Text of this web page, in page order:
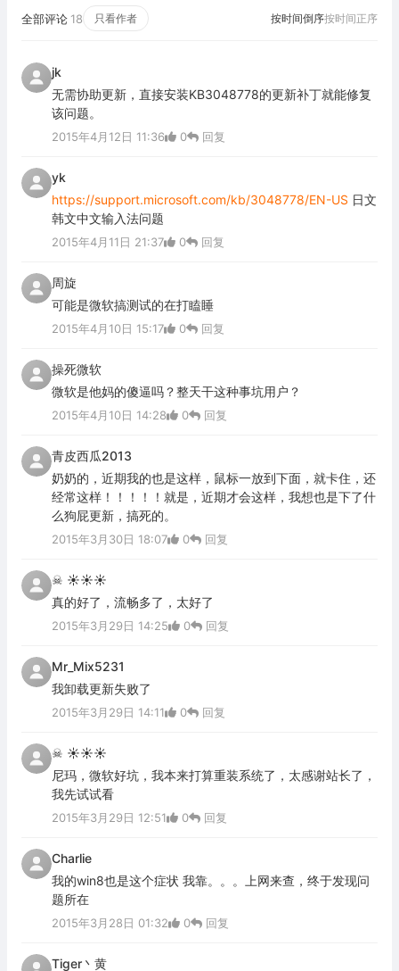
全部评论 18 只看作者 按时间倒序按时间正序
jk
无需协助更新，直接安装KB3048778的更新补丁就能修复
该问题。
2015年4月12日 11:36 0 回复
yk
https://support.microsoft.com/kb/3048778/EN-US 日文
韩文中文输入法问题
2015年4月11日 21:37 0 回复
周旋
可能是微软搞测试的在打瞌睡
2015年4月10日 15:17 0 回复
操死微软
微软是他妈的傻逼吗？整天干这种事坑用户？
2015年4月10日 14:28 0 回复
青皮西瓜2013
奶奶的，近期我的也是这样，鼠标一放到下面，就卡住，还
经常这样！！！！！就是，近期才会这样，我想也是下了什
么狗屁更新，搞死的。
2015年3月30日 18:07 0 回复
☠ ☀☀☀
真的好了，流畅多了，太好了
2015年3月29日 14:25 0 回复
Mr_Mix5231
我卸载更新失败了
2015年3月29日 14:11 0 回复
☠ ☀☀☀
尼玛，微软好坑，我本来打算重装系统了，太感谢站长了，
我先试试看
2015年3月29日 12:51 0 回复
Charlie
我的win8也是这个症状 我靠。。。上网来查，终于发现问
题所在
2015年3月28日 01:32 0 回复
Tiger丶黄